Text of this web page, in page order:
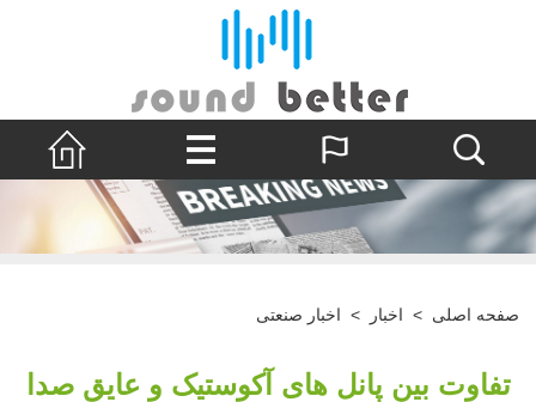
صفحه اصلی > اخبار > اخبار صنعتی
تفاوت بین پانل های آکوستیک و عایق صدا